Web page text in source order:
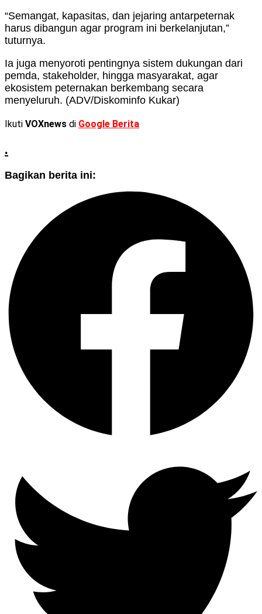
“Semangat, kapasitas, dan jejaring antarpeternak
harus dibangun agar program ini berkelanjutan,”
tuturnya.
Ia juga menyoroti pentingnya sistem dukungan dari
pemda, stakeholder, hingga masyarakat, agar
ekosistem peternakan berkembang secara
menyeluruh. (ADV/Diskominfo Kukar)
Ikuti VOXnews di Google Berita
.
Bagikan berita ini: